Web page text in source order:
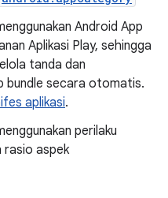
Android App
Aplikasi Play, sehingga
tanda dan
bundle secara otomatis.
aplikasi.
perilaku
rasio aspek